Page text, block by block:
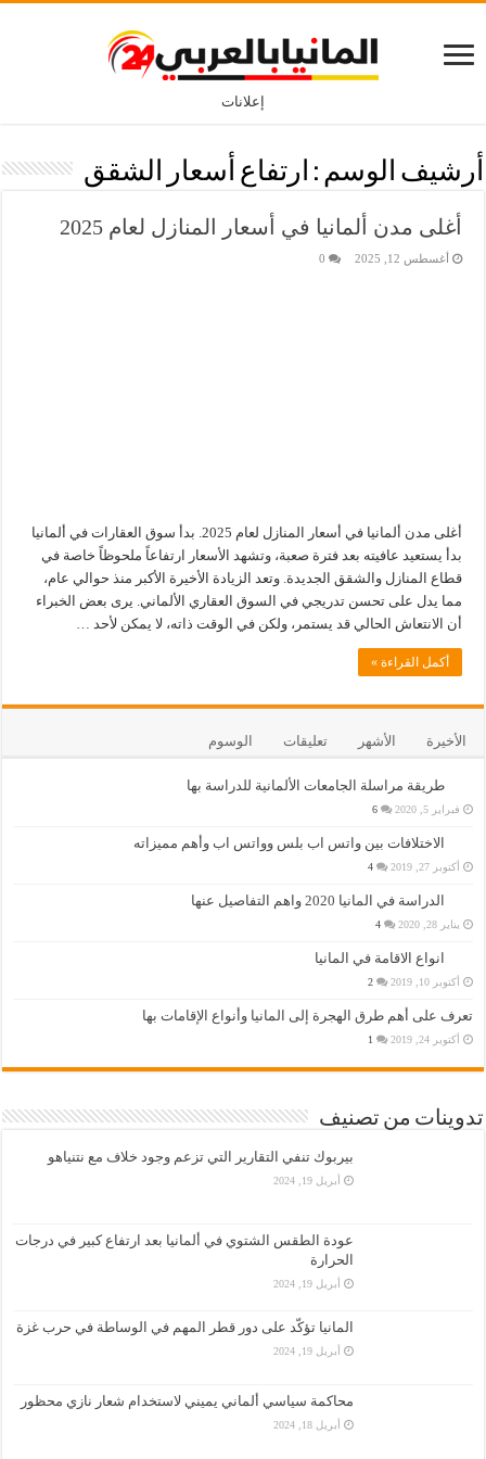
إعلانات
أرشيف الوسم : ارتفاع أسعار الشقق
أغلى مدن ألمانيا في أسعار المنازل لعام 2025
أغسطس 12, 2025 0
أغلى مدن ألمانيا في أسعار المنازل لعام 2025. بدأ سوق العقارات في ألمانيا
بدأ يستعيد عافيته بعد فترة صعبة، وتشهد الأسعار ارتفاعاً ملحوظاً خاصة في
قطاع المنازل والشقق الجديدة. وتعد الزيادة الأخيرة الأكبر منذ حوالي عام،
مما يدل على تحسن تدريجي في السوق العقاري الألماني. يرى بعض الخبراء
أن الانتعاش الحالي قد يستمر، ولكن في الوقت ذاته، لا يمكن لأحد …
أكمل القراءة »
الأخيرة الأشهر تعليقات الوسوم
طريقة مراسلة الجامعات الألمانية للدراسة بها
فبراير 5, 2020 6
الاختلافات بين واتس اب بلس وواتس اب وأهم مميزاته
أكتوبر 27, 2019 4
الدراسة في المانيا 2020 واهم التفاصيل عنها
يناير 28, 2020 4
انواع الاقامة في المانيا
أكتوبر 10, 2019 2
تعرف على أهم طرق الهجرة إلى المانيا وأنواع الإقامات بها
أكتوبر 24, 2019 1
تدوينات من تصنيف
بيربوك تنفي التقارير التي تزعم وجود خلاف مع نتنياهو
أبريل 19, 2024
عودة الطقس الشتوي في ألمانيا بعد ارتفاع كبير في درجات
الحرارة
أبريل 19, 2024
المانيا تؤكّد على دور قطر المهم في الوساطة في حرب غزة
أبريل 19, 2024
محاكمة سياسي ألماني يميني لاستخدام شعار نازي محظور
أبريل 18, 2024